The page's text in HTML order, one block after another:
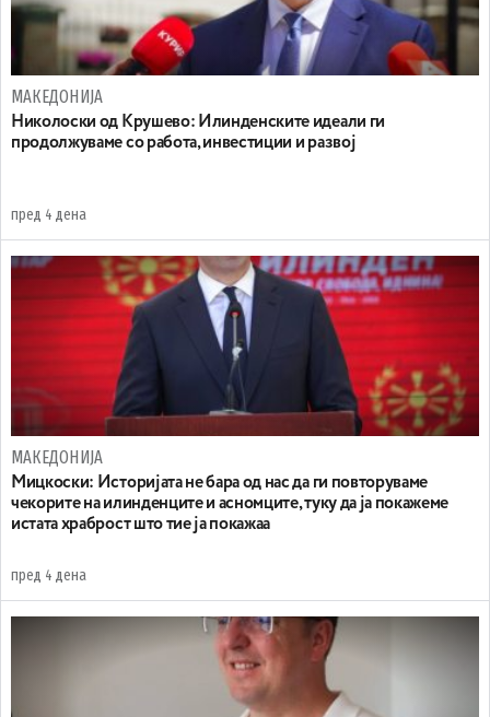
МАКЕДОНИЈА
Николоски од Крушево: Илинденските идеали ги
продолжуваме со работа, инвестиции и развој
пред 4 дена
МАКЕДОНИЈА
Мицкоски: Историјата не бара од нас да ги повторуваме
чекорите на илинденците и асномците, туку да ја покажеме
истата храброст што тие ја покажаа
пред 4 дена